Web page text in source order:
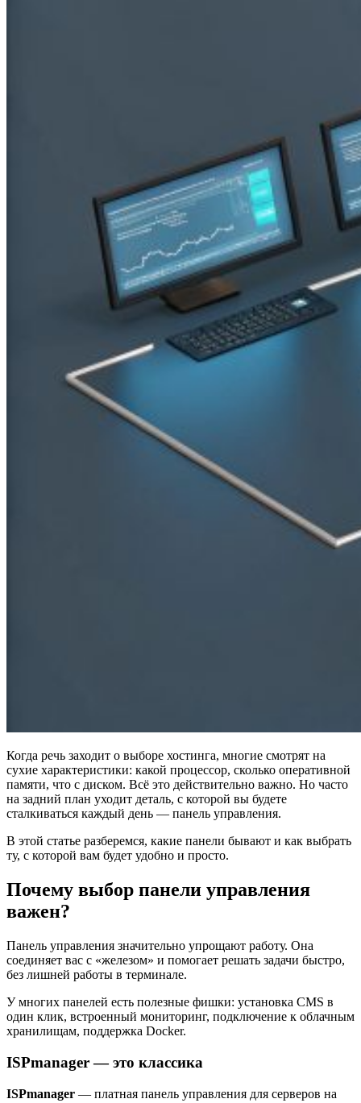
Когда речь заходит о выборе хостинга, многие смотрят на
сухие характеристики: какой процессор, сколько оперативной
памяти, что с диском. Всё это действительно важно. Но часто
на задний план уходит деталь, с которой вы будете
сталкиваться каждый день — панель управления.
В этой статье разберемся, какие панели бывают и как выбрать
ту, с которой вам будет удобно и просто.
Почему выбор панели управления
важен?
Панель управления значительно упрощают работу. Она
соединяет вас с «железом» и помогает решать задачи быстро,
без лишней работы в терминале.
У многих панелей есть полезные фишки: установка CMS в
один клик, встроенный мониторинг, подключение к облачным
хранилищам, поддержка Docker.
ISPmanager — это классика
ISPmanager — платная панель управления для серверов на